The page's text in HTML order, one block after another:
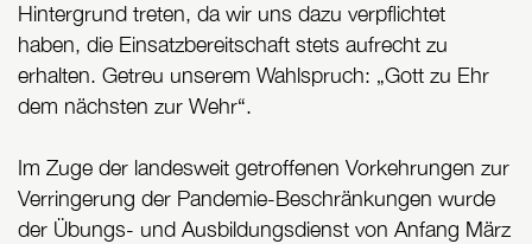
Hintergrund treten, da wir uns dazu verpflichtet
haben, die Einsatzbereitschaft stets aufrecht zu
erhalten. Getreu unserem Wahlspruch: „Gott zu Ehr
dem nächsten zur Wehr“.
Im Zuge der landesweit getroffenen Vorkehrungen zur
Verringerung der Pandemie-Beschränkungen wurde
der Übungs- und Ausbildungsdienst von Anfang März